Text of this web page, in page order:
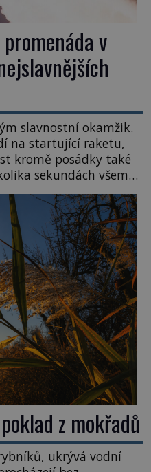
v
slavnostní okamžik.
na startující raketu,
kromě posádky také
sekundách všem
exploduje. Jejich
daňové
Na druhou stranu
věci. Na malé kousky
z mokřadů
ukrývá vodní